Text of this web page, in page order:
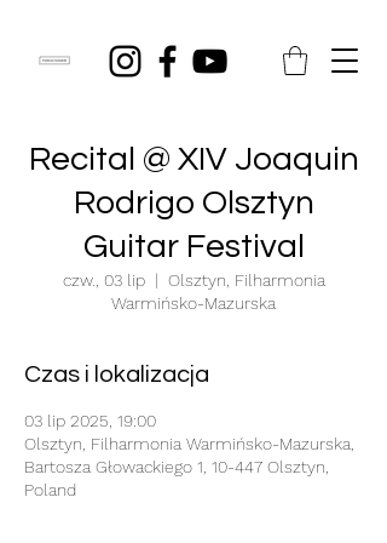
Recital @ XIV Joaquin
Rodrigo Olsztyn
Guitar Festival
czw., 03 lip
  |
Olsztyn, Filharmonia
Warmińsko-Mazurska
Czas i lokalizacja
03 lip 2025, 19:00
Olsztyn, Filharmonia Warmińsko-Mazurska,
Bartosza Głowackiego 1, 10-447 Olsztyn,
Poland